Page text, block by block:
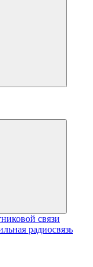
связи
радиосвязь